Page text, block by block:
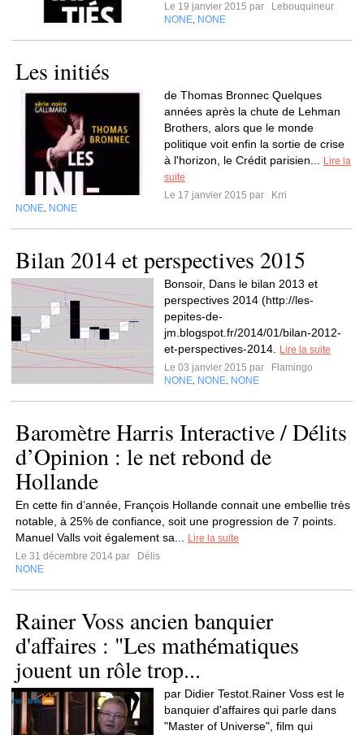
Le 19 janvier 2015 par
Lebouquineur
NONE NONE
Les initiés
de Thomas Bronnec Quelques
années après la chute de Lehman
Brothers, alors que le monde
politique voit enfin la sortie de crise
à l'horizon, le Crédit parisien...
Lire la
suite
Le 17 janvier 2015 par
Krri
NONE NONE
Bilan 2014 et perspectives 2015
Bonsoir, Dans le bilan 2013 et
perspectives 2014 (http://les-
pepites-de-
jm.blogspot.fr/2014/01/bilan-2012-
et-perspectives-2014.
Lire la suite
Le 03 janvier 2015 par
Flamingo
NONE NONE NONE
Baromètre Harris Interactive / Délits
d’Opinion : le net rebond de
Hollande
En cette fin d’année, François Hollande connait une embellie très
notable, à 25% de confiance, soit une progression de 7 points.
Manuel Valls voit également sa...
Lire la suite
Le 31 décembre 2014 par
Délis
NONE
Rainer Voss ancien banquier
d'affaires : "Les mathématiques
jouent un rôle trop...
par Didier Testot.Rainer Voss est le
banquier d'affaires qui parle dans
"Master of Universe", film qui